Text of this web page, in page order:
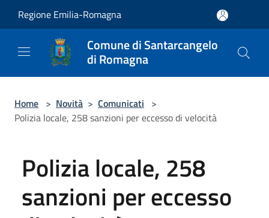
Regione Emilia-Romagna
Comune di Santarcangelo
di Romagna
Home > Novità > Comunicati >
Polizia locale, 258 sanzioni per eccesso di velocità
Polizia locale, 258
sanzioni per eccesso